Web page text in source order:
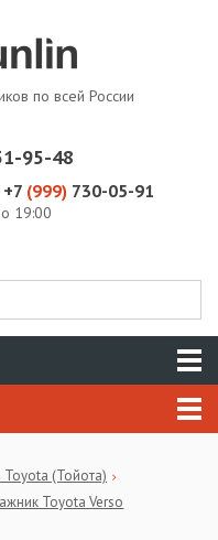
по всей России
95-48
(999) 730-05-91
19:00
Toyota (Тойота)
Toyota Verso